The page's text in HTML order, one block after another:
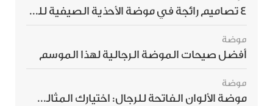
4 تصاميم رائجة في موضة الأحذية الصيفية للرجال هذا الموسم
موضة
أفضل صيحات الموضة الرجالية لهذا الموسم
موضة
موضة الألوان الفاتحة للرجال: اختيارك المثالي لإطلالة صيفية مبهرة